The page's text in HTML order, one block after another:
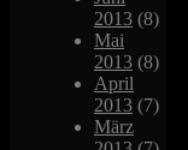
2013 (8)
Mai
2013 (8)
April
2013 (7)
März